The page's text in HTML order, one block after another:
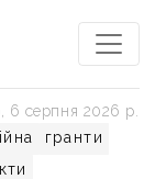
гранти
6 серпня 2026 р.